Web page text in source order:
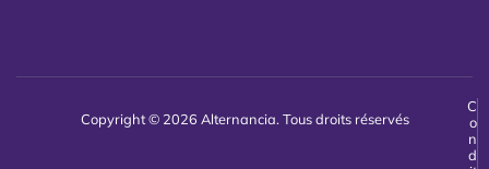
Copyright © 2026 Alternancia. Tous droits réservés
C
o
n
d